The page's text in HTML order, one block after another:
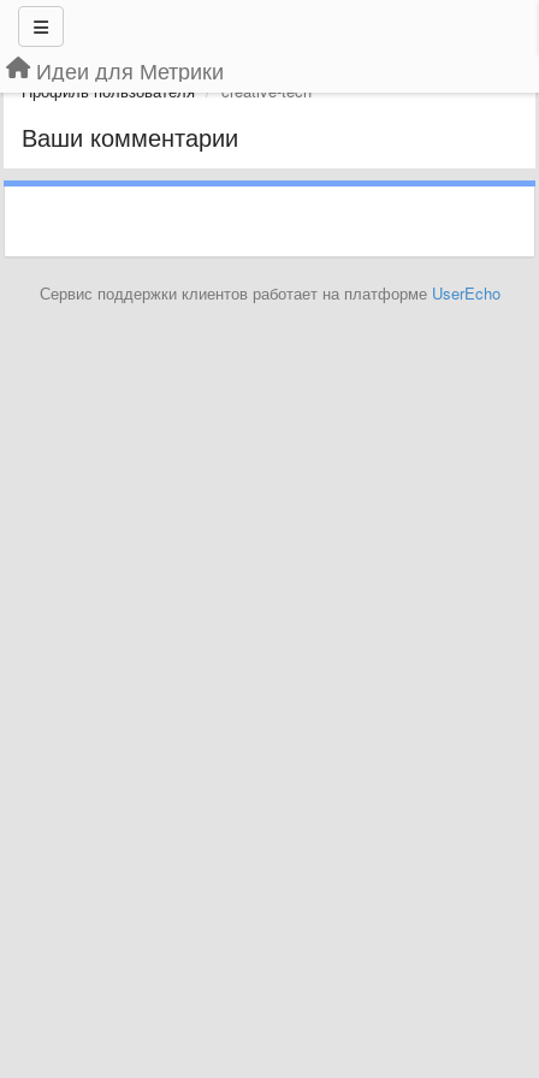
Идеи для Метрики
Профиль пользователя creative-tech
Ваши комментарии
Сервис поддержки клиентов работает на платформе UserEcho